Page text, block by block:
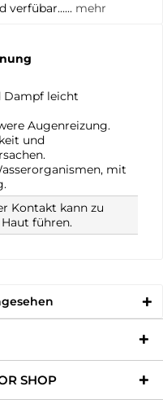
verfübar...... mehr
Dampf leicht
Augenreizung.
und
mit
Kontakt kann zu
führen.
SHOP